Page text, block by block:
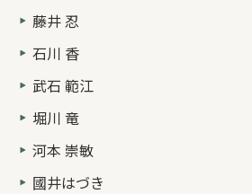
藤井 忍
石川 香
武石 範江
堀川 竜
河本 崇敏
國井はづき